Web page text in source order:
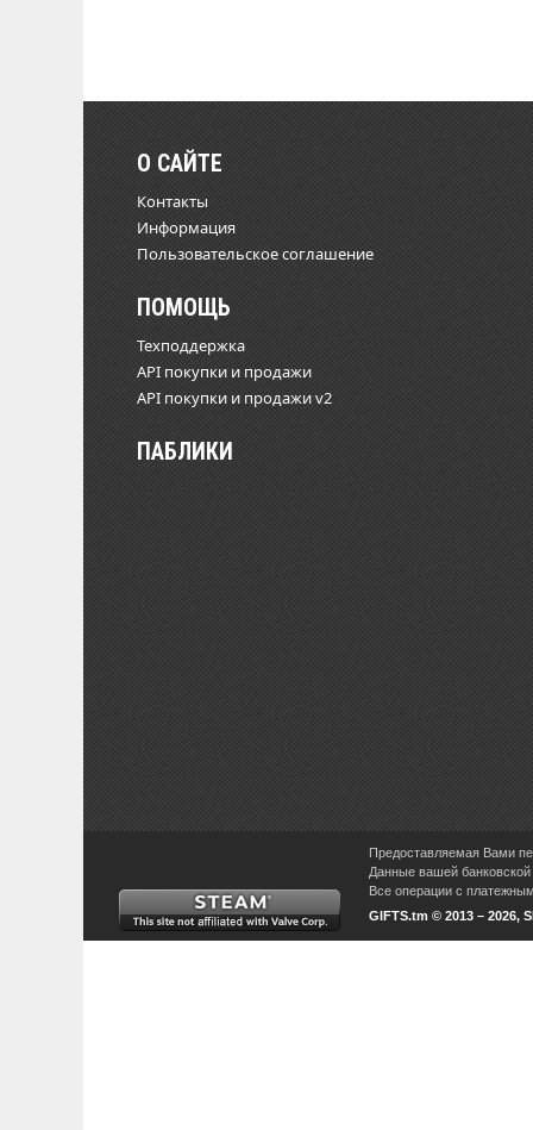
О САЙТЕ
Контакты
Информация
Пользовательское соглашение
ПОМОЩЬ
Техподдержка
API покупки и продажи
API покупки и продажи v2
ПАБЛИКИ
Предоставляемая Вами
Данные вашей
Все операции с
GIFTS.tm © 2013 – 2026,